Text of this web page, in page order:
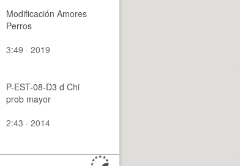
Modificación Amores
Perros
3:49 · 2019
P-EST-08-D3 d Chi
prob mayor
2:43 · 2014